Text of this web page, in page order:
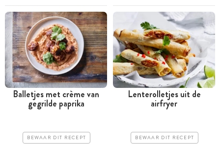
Balletjes met crème van
gegrilde paprika
BEWAAR DIT RECEPT
Lenterolletjes uit de
airfryer
BEWAAR DIT RECEPT